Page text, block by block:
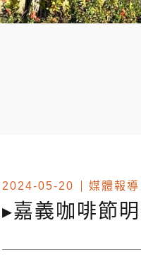
2024-05-20 媒體報導
▸嘉義咖啡節